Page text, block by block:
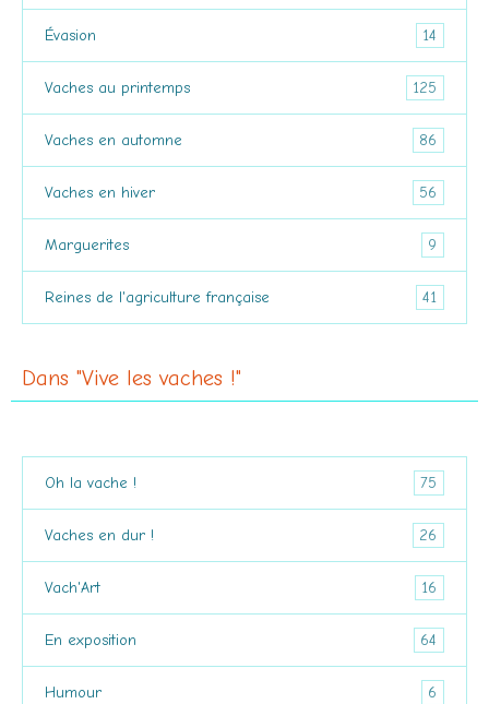
Évasion 14
Vaches au printemps 125
Vaches en automne 86
Vaches en hiver 56
Marguerites 9
Reines de l'agriculture française 41
Dans "Vive les vaches !"
Oh la vache ! 75
Vaches en dur ! 26
Vach'Art 16
En exposition 64
Humour 6